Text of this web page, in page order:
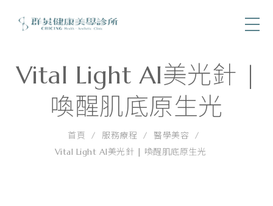
Vital Light AI美光針 |
喚醒肌底原生光
首頁 服務療程
醫學美容
Vital Light AI美光針 | 喚醒肌底原生光